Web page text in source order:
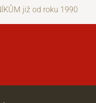
již od roku 1990